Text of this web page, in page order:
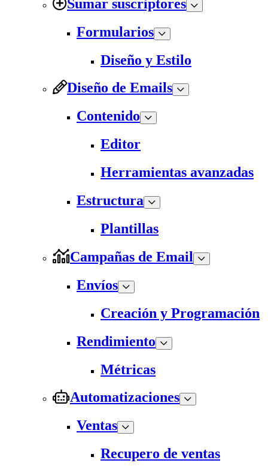
Sumar suscriptores
Formularios
Diseño y Estilo
Diseño de Emails
Contenido
Editor
Herramientas avanzadas
Estructura
Plantillas
Campañas de Email
Envíos
Creación y Programación
Rendimiento
Métricas
Automatizaciones
Ventas
Recupero de ventas